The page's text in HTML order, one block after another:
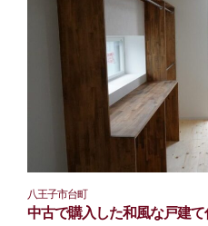
八王子市台町
中古で購⼊した和⾵な戸建